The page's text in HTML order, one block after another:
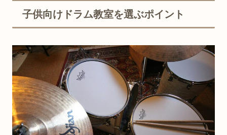
子供向けドラム教室を選ぶポイント